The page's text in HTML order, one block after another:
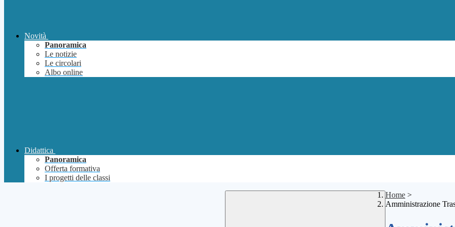
Novità
Panoramica
Le notizie
Le circolari
Albo online
Didattica
Panoramica
Offerta formativa
I progetti delle classi
Home >
Amministrazione